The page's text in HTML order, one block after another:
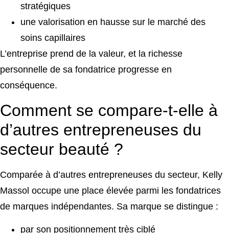
stratégiques
une valorisation en hausse sur le marché des
soins capillaires
L’entreprise prend de la valeur, et la richesse
personnelle de sa fondatrice progresse en
conséquence.
Comment se compare-t-elle à
d’autres entrepreneuses du
secteur beauté ?
Comparée à d’autres entrepreneuses du secteur, Kelly
Massol occupe une place élevée parmi les fondatrices
de marques indépendantes. Sa marque se distingue :
par son positionnement très ciblé